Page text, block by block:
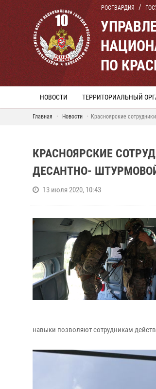
РОСГВАРДИЯ
ПО
НОВОСТИ ТЕРРИТОРИАЛЬНЫЙ
Главная Новости Красноярские
КРАСНОЯРСКИЕ
ДЕСАНТНО-
13 июля 2020, 10:43
навыки позволяют сотрудникам